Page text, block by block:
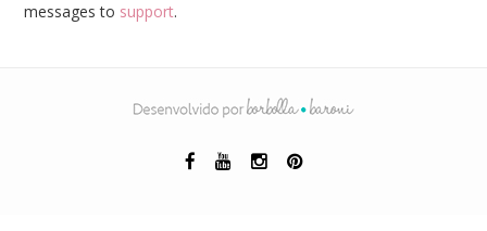
messages to support.